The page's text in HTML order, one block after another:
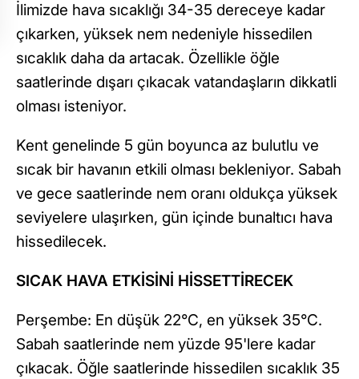
İlimizde hava sıcaklığı 34-35 dereceye kadar
çıkarken, yüksek nem nedeniyle hissedilen
sıcaklık daha da artacak. Özellikle öğle
saatlerinde dışarı çıkacak vatandaşların dikkatli
olması isteniyor.
Kent genelinde 5 gün boyunca az bulutlu ve
sıcak bir havanın etkili olması bekleniyor. Sabah
ve gece saatlerinde nem oranı oldukça yüksek
seviyelere ulaşırken, gün içinde bunaltıcı hava
hissedilecek.
SICAK HAVA ETKİSİNİ HİSSETTİRECEK
Perşembe: En düşük 22°C, en yüksek 35°C.
Sabah saatlerinde nem yüzde 95'lere kadar
çıkacak. Öğle saatlerinde hissedilen sıcaklık 35